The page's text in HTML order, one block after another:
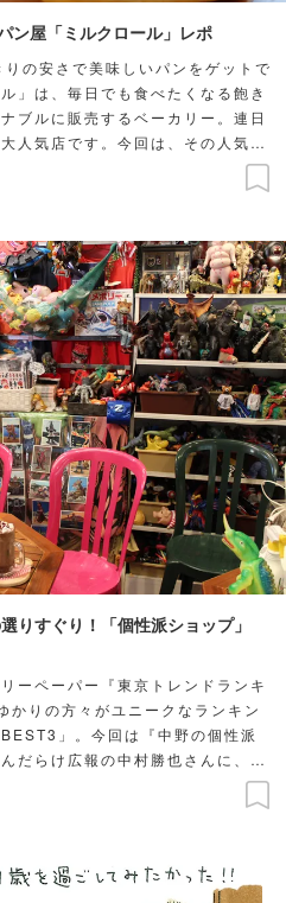
ン屋「ミルクロール」レポ
の安さで美味しいパンをゲットで
」は、毎日でも食べたくなる飽き
ブルに販売するベーカリー。連日
人気店です。今回は、その人気を
しさの秘密を余すことなく探って
りすぐり！「個性派ショップ」
ーペーパー『東京トレンドランキ
かりの方々がユニークなランキン
」。今回は『中野の個性派
だらけ広報の中村勝也さんに、マ